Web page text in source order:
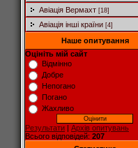
Авіація Вермахт [18]
Авіація інші країни [4]
Наше опитування
Оцініть мій сайт
Відмінно
Добре
Непогано
Погано
Жахливо
Результати | Архів опитувань
Всього відповідей: 207